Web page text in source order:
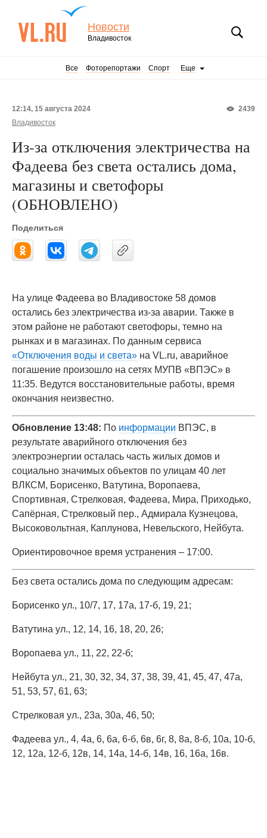
Новости
Владивосток
Все Фоторепортажи Спорт Еще
2439
12:14, 15 августа 2024
Владивосток
Из-за отключения электричества на
Фадеева без света остались дома,
магазины и светофоры
(ОБНОВЛЕНО)
Поделиться
На улице Фадеева во Владивостоке 58 домов
остались без электричества из-за аварии. Также в
этом районе не работают светофоры, темно на
рынках и в магазинах. По данным сервиса
«Отключения воды и света» на VL.ru, аварийное
погашение произошло на сетях МУПВ «ВПЭС» в
11:35. Ведутся восстановительные работы, время
окончания неизвестно.
Обновление 13:48: По информации ВПЭС, в
результате аварийного отключения без
электроэнергии осталась часть жилых домов и
социально значимых объектов по улицам 40 лет
ВЛКСМ, Борисенко, Ватутина, Воропаева,
Спортивная, Стрелковая, Фадеева, Мира, Приходько,
Сапёрная, Стрелковый пер., Адмирала Кузнецова,
Высоковольтная, Каплунова, Невельского, Нейбута.
Ориентировочное время устранения – 17:00.
Без света остались дома по следующим адресам:
Борисенко ул., 10/7, 17, 17а, 17-б, 19, 21;
Ватутина ул., 12, 14, 16, 18, 20, 26;
Воропаева ул., 11, 22, 22-б;
Нейбута ул., 21, 30, 32, 34, 37, 38, 39, 41, 45, 47, 47а,
51, 53, 57, 61, 63;
Стрелковая ул., 23а, 30а, 46, 50;
Фадеева ул., 4, 4а, 6, 6а, 6-б, 6в, 6г, 8, 8а, 8-б, 10а, 10-б,
12, 12а, 12-б, 12в, 14, 14а, 14-б, 14в, 16, 16а, 16в.